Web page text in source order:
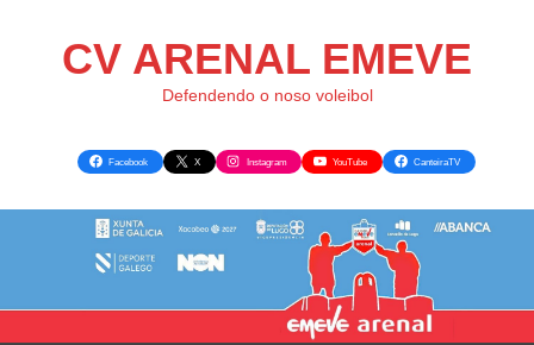
CV ARENAL EMEVE
Defendendo o noso voleibol
Facebook X Instagram YouTube CanteiraTV